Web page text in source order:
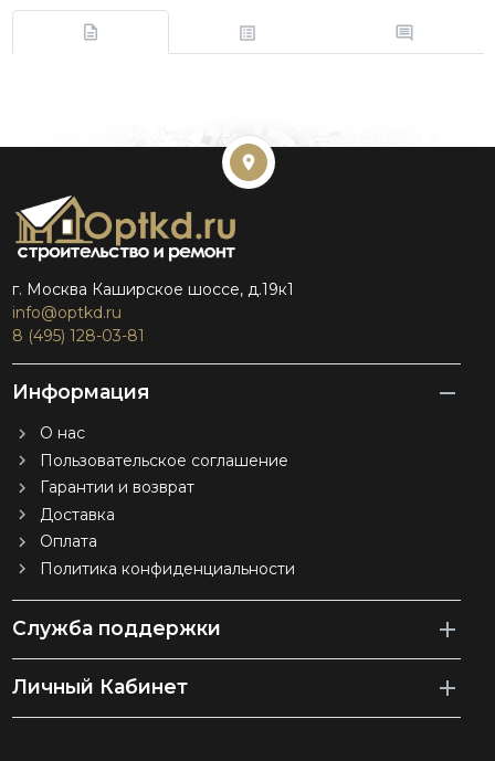
г. Москва Каширское шоссе, д.19к1
info@optkd.ru
8 (495) 128-03-81
Информация
О нас
Пользовательское соглашение
Гарантии и возврат
Доставка
Оплата
Политика конфиденциальности
Служба поддержки
Личный Кабинет